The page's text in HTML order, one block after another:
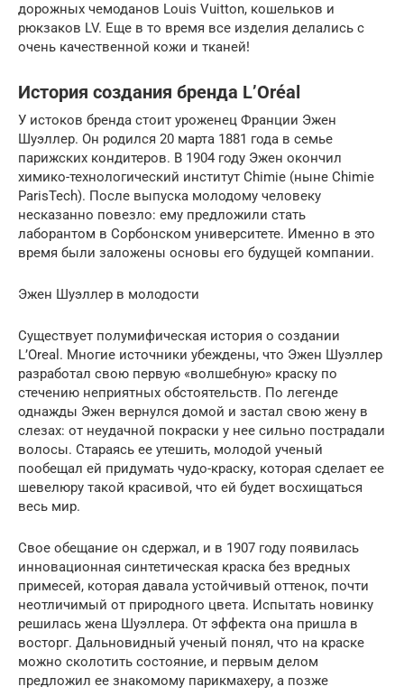
дорожных чемоданов Louis Vuitton, кошельков и
рюкзаков LV. Еще в то время все изделия делались с
очень качественной кожи и тканей!
История создания бренда L’Oréal
У истоков бренда стоит уроженец Франции Эжен
Шуэллер. Он родился 20 марта 1881 года в семье
парижских кондитеров. В 1904 году Эжен окончил
химико-технологический институт Chimie (ныне Chimie
ParisTech). После выпуска молодому человеку
несказанно повезло: ему предложили стать
лаборантом в Сорбонском университете. Именно в это
время были заложены основы его будущей компании.
Эжен Шуэллер в молодости
Существует полумифическая история о создании
L’Oreal. Многие источники убеждены, что Эжен Шуэллер
разработал свою первую «волшебную» краску по
стечению неприятных обстоятельств. По легенде
однажды Эжен вернулся домой и застал свою жену в
слезах: от неудачной покраски у нее сильно пострадали
волосы. Стараясь ее утешить, молодой ученый
пообещал ей придумать чудо-краску, которая сделает ее
шевелюру такой красивой, что ей будет восхищаться
весь мир.
Свое обещание он сдержал, и в 1907 году появилась
инновационная синтетическая краска без вредных
примесей, которая давала устойчивый оттенок, почти
неотличимый от природного цвета. Испытать новинку
решилась жена Шуэллера. От эффекта она пришла в
восторг. Дальновидный ученый понял, что на краске
можно сколотить состояние, и первым делом
предложил ее знакомому парикмахеру, а позже